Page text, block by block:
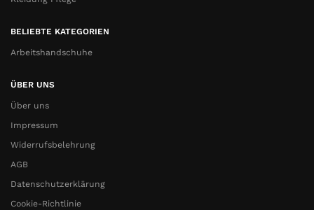
BELIEBTE KATEGORIEN
Arbeitshandschuhe
ÜBER UNS
Über uns
Impressum
Widerrufsbelehrung
AGB
Datenschutzerklärung
Cookie-Richtlinie